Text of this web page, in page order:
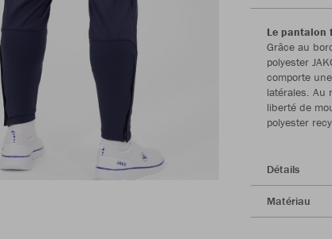
Le pantalon
Grâce au
polyester
comporte
latérales. Au
liberté de
polyester
Détails
Matériau